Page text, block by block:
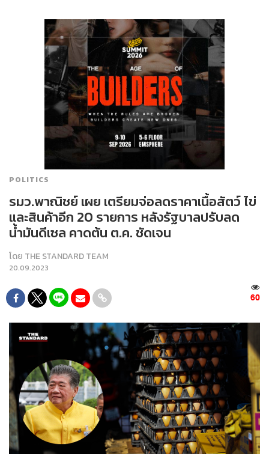
POLITICS
รมว.พาณิชย์ เผย เตรียมจ่อลดราคาเนื้อสัตว์ ไข่
และสินค้าอีก 20 รายการ หลังรัฐบาลปรับลด
น้ำมันดีเซล คาดต้น ต.ค. ชัดเจน
โดย THE STANDARD TEAM
20.09.2023
60